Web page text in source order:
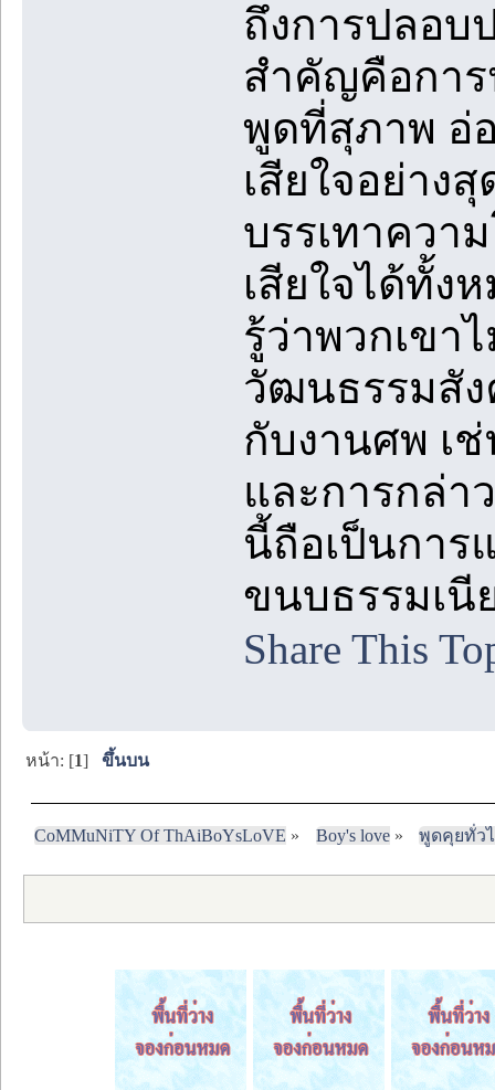
ถึงการปลอบ
สำคัญคือการ
พูดที่สุภาพ อ่
เสียใจอย่าง
บรรเทาควา
เสียใจได้ทั้ง
รู้ว่าพวกเขา
วัฒนธรรมสัง
กับงานศพ เ
และการกล่า
นี้ถือเป็นการ
ขนบธรรมเนี
Share This
หน้า: [1]ขึ้นบน
CoMMuNiTY Of ThAiBoYsLoVE » Boy's love» พูดคุยทั่ว